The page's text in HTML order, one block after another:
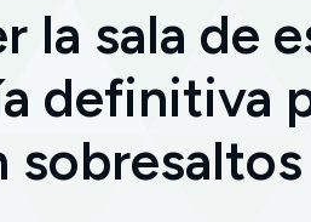
la sala de
definitiva
sobresaltos